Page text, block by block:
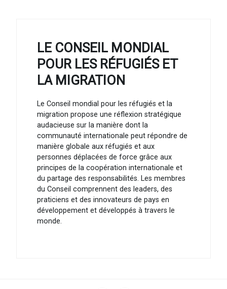
LE CONSEIL MONDIAL
POUR LES RÉFUGIÉS ET
LA MIGRATION
Le Conseil mondial pour les réfugiés et la
migration propose une réflexion stratégique
audacieuse sur la manière dont la
communauté internationale peut répondre de
manière globale aux réfugiés et aux
personnes déplacées de force grâce aux
principes de la coopération internationale et
du partage des responsabilités. Les membres
du Conseil comprennent des leaders, des
praticiens et des innovateurs de pays en
développement et développés à travers le
monde.